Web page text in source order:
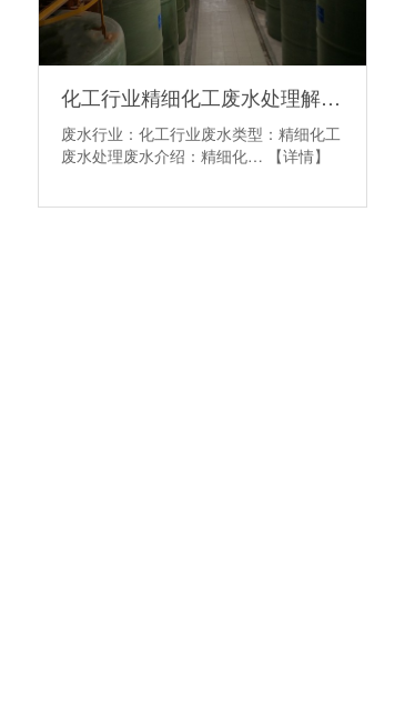
化工行业精细化工废水处理解决方案
废水行业：化工行业废水类型：精细化工
废水处理废水介绍：精细化…
【详情】